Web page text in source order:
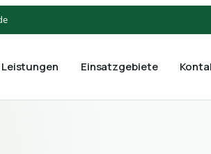
Leistungen Einsatzgebiete